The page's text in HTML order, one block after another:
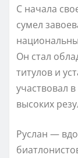
С начала
сумел
Он стал
титулов и
участвовал
высоких
Руслан —